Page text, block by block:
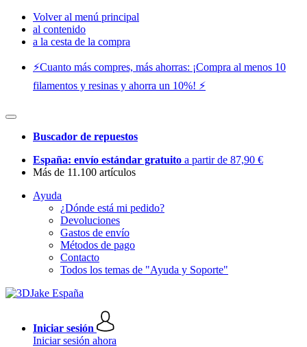
Volver al menú principal
al contenido
a la cesta de la compra
⚡️Cuanto más compres, más ahorras: ¡Compra al menos 10
filamentos y resinas y ahorra un 10%! ⚡️
Buscador de repuestos
España: envío estándar gratuito a partir de 87,90 €
Más de 11.100 artículos
Ayuda
¿Dónde está mi pedido?
Devoluciones
Gastos de envío
Métodos de pago
Contacto
Todos los temas de "Ayuda y Soporte"
Iniciar sesión
Iniciar sesión ahora